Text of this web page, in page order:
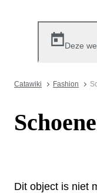
Deze
Catawiki Fashion
Dit object is niet